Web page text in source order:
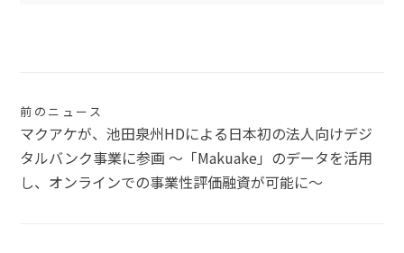
投
稿
ナ
前のニュース
マクアケが、池田泉州HDによる日本初の法人向けデジ
タルバンク事業に参画 〜「Makuake」のデータを活用
し、オンラインでの事業性評価融資が可能に〜